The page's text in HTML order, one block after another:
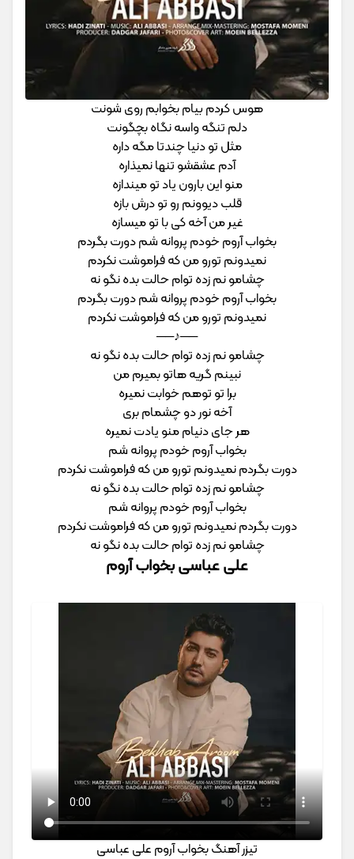
هوس کردم بیام بخوابم روی شونت
دلم تنگه واسه نگاه بچگونت
مثل تو دنیا چندتا مگه داره
آدم عشقشو تنها نمیذاره
منو این بارون یاد تو میندازه
قلب دیوونم رو تو درش بازه
غیر من آخه کی با تو میسازه
بخواب آروم خودم پروانه شم دورت بگردم
نمیدونم تورو من که فراموشت نکردم
چشامو نم زده توام حالت بده نگو نه
بخواب آروم خودم پروانه شم دورت بگردم
نمیدونم تورو من که فراموشت نکردم
──♪──
چشامو نم زده توام حالت بده نگو نه
نبینم گریه هاتو بمیرم من
برا تو توهم خوابت نمیره
آخه نور دو چشمام بری
هر جای دنیام منو یادت نمیره
بخواب آروم خودم پروانه شم
دورت بگردم نمیدونم تورو من که فراموشت نکردم
چشامو نم زده توام حالت بده نگو نه
بخواب آروم خودم پروانه شم
دورت بگردم نمیدونم تورو من که فراموشت نکردم
چشامو نم زده توام حالت بده نگو نه
علی عباسی بخواب آروم
تیزر آهنگ بخواب آروم علی عباسی